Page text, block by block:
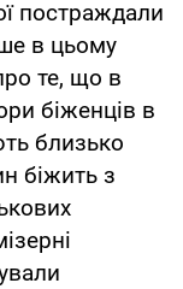
постраждали
в цьому
те, що в
біженців в
близько
біжить з